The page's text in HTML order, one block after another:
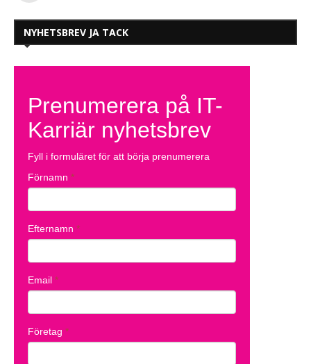
NYHETSBREV JA TACK